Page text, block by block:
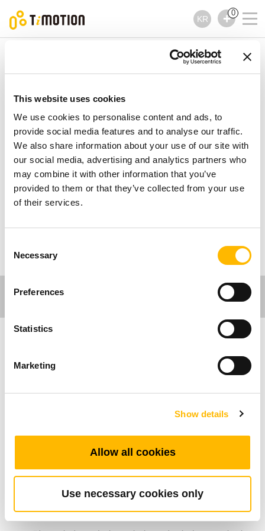
This website uses cookies
We use cookies to personalise content and ads, to
provide social media features and to analyse our traffic.
We also share information about your use of our site with
our social media, advertising and analytics partners who
may combine it with other information that you’ve
provided to them or that they’ve collected from your use
of their services.
Selection
Necessary
Preferences
Statistics
Marketing
Show details
Allow all cookies
Use necessary cookies only
KR
0
TEK22 제품시리즈
TEK22 제품시리즈
높이 조절 책상 키트
사무환경 분야
키기 때문에 대체적으로 가장 인기 있는 모델입
지시켜 줍니다. 빠르고 부드러우며 조용 할 뿐만
전동 데스크의 혜택을 누리는 동안 0.1W 대기 전
력 소비를 통해 친환경적인 상태를 유지할 수 있